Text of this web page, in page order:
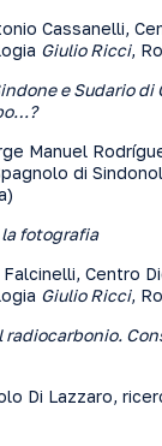
Cassanelli,
Giulio Ricci,
e Sudario di
Manuel
di
la fotografia
Centro
Giulio Ricci,
radiocarbonio.
Di Lazzaro,